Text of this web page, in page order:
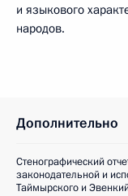
и языкового
народов.
Дополнительно
Стенографический
законодательной и
Таймырского и